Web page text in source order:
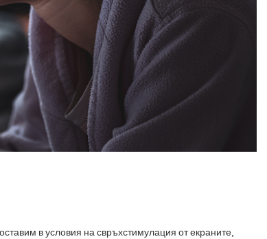
в условия на свръхстимулация от екраните,